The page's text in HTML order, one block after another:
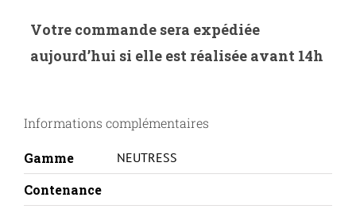
L.71B20M-
LEXMARK
M-
Votre commande sera expédiée
aujourd’hui si elle est réalisée avant 14h
Informations complémentaires
Gamme NEUTRESS
Contenance